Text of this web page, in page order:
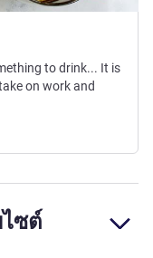
to drink... It is
on work and
ซต์